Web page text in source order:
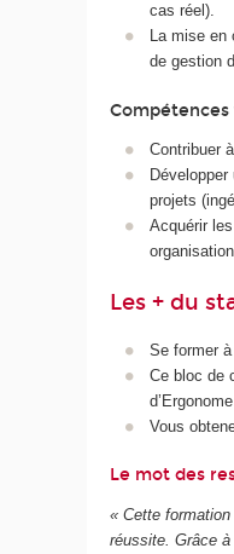
cas réel).
La mise en
de gestion
Compétences
Contribuer
projets
Acquérir
Les + du
Se former
Ce bloc de
Vous
Le mot des
« Cette
réussite. Grâce